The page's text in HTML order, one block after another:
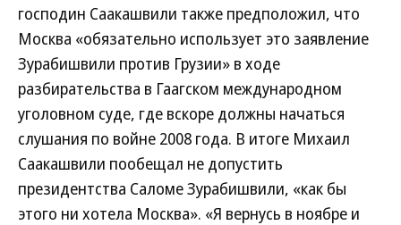
господин Саакашвили также предположил, что
Москва «обязательно использует это заявление
Зурабишвили против Грузии» в ходе
разбирательства в Гаагском международном
уголовном суде, где вскоре должны начаться
слушания по войне 2008 года. В итоге Михаил
Саакашвили пообещал не допустить
президентства Саломе Зурабишвили, «как бы
этого ни хотела Москва». «Я вернусь в ноябре и